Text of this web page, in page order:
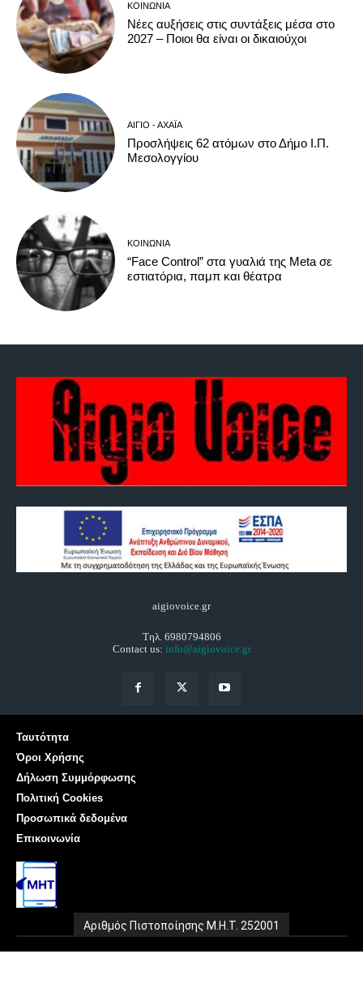
ΚΟΙΝΩΝΊΑ
Νέες αυξήσεις στις συντάξεις μέσα στο
2027 – Ποιοι θα είναι οι δικαιούχοι
ΑΊΓΙΟ - ΑΧΑΪ́Α
Προσλήψεις 62 ατόμων στο Δήμο Ι.Π.
Μεσολογγίου
ΚΟΙΝΩΝΊΑ
“Face Control” στα γυαλιά της Meta σε
εστιατόρια, παμπ και θέατρα
aigiovoice.gr
Τηλ. 6980794806
Contact us: info@aigiovoice.gr
Ταυτότητα
Όροι Χρήσης
Δήλωση Συμμόρφωσης
Πολιτική Cookies
Προσωπικά δεδομένα
Επικοινωνία
Αριθμός Πιστοποίησης Μ.Η.Τ. 252001